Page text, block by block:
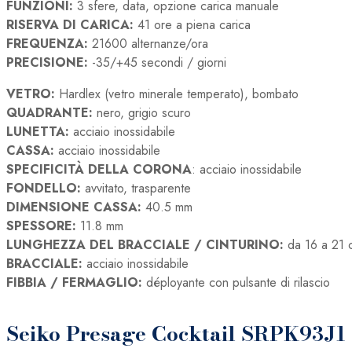
FUNZIONI: 3 sfere, data, opzione carica manuale
RISERVA DI CARICA: 41 ore a piena carica
FREQUENZA: 21600 alternanze/ora
PRECISIONE: -35/+45 secondi / giorni
VETRO: Hardlex (vetro minerale temperato), bombato
QUADRANTE: nero, grigio scuro
LUNETTA: acciaio inossidabile
CASSA: acciaio inossidabile
SPECIFICITÀ DELLA CORONA: acciaio inossidabile
FONDELLO: avvitato, trasparente
DIMENSIONE CASSA: 40.5 mm
SPESSORE: 11.8 mm
LUNGHEZZA DEL BRACCIALE / CINTURINO: da 16 a 21
BRACCIALE: acciaio inossidabile
FIBBIA / FERMAGLIO: déployante con pulsante di rilascio
Seiko Presage Cocktail SRPK93J1